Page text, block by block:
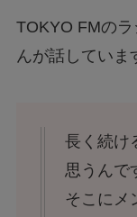
TOKYO FMの
んが話していま
長く続け
思うんで
そこにメ